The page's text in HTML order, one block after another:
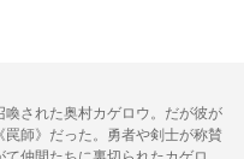
された奥村カゲロウ。だが彼が
師》だった。勇者や剣士が称賛